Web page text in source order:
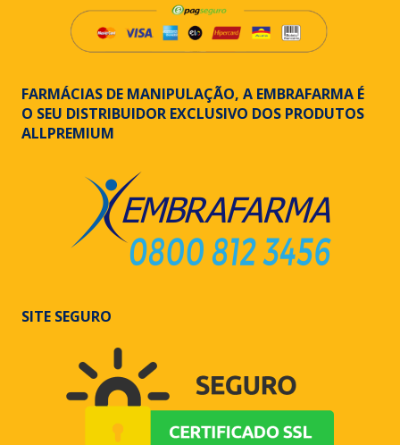
FARMÁCIAS DE MANIPULAÇÃO, A EMBRAFARMA É
O SEU DISTRIBUIDOR EXCLUSIVO DOS PRODUTOS
ALLPREMIUM
SITE SEGURO